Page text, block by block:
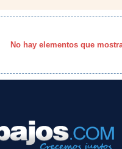
No hay elementos que